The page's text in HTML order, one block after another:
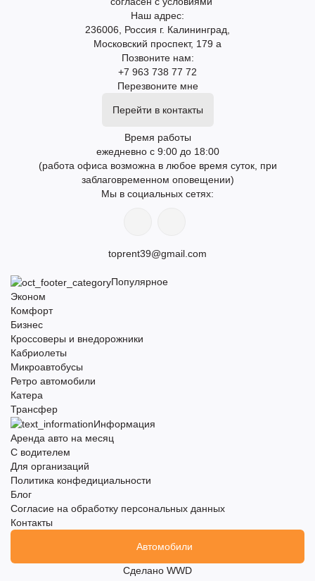
Наш адрес:
236006, Россия г. Калининград,
Московский проспект, 179 а
Позвоните нам:
+7 963 738 77 72
Перезвоните мне
Перейти в контакты
Время работы
ежедневно с 9:00 до 18:00
(работа офиса возможна в любое время суток, при
заблаговременном оповещении)
Мы в социальных сетях:
toprent39@gmail.com
Популярное
Эконом
Комфорт
Бизнес
Кроссоверы и внедорожники
Кабриолеты
Микроавтобусы
Ретро автомобили
Катера
Трансфер
Информация
Аренда авто на месяц
С водителем
Для организаций
Политика конфедициальности
Блог
Согласие на обработку персональных данных
Контакты
Автомобили
Сделано WWD